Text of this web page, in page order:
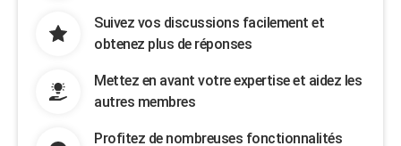
Suivez vos discussions facilement et
obtenez plus de réponses
Mettez en avant votre expertise et aidez les
autres membres
Profitez de nombreuses fonctionnalités